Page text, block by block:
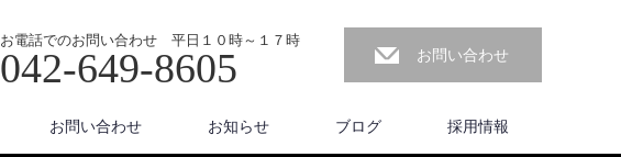
お電話でのお問い合わせ 平日１０時～１７時
042-649-8605 お問い合わせ
お問い合わせ お知らせ ブログ 採用情報